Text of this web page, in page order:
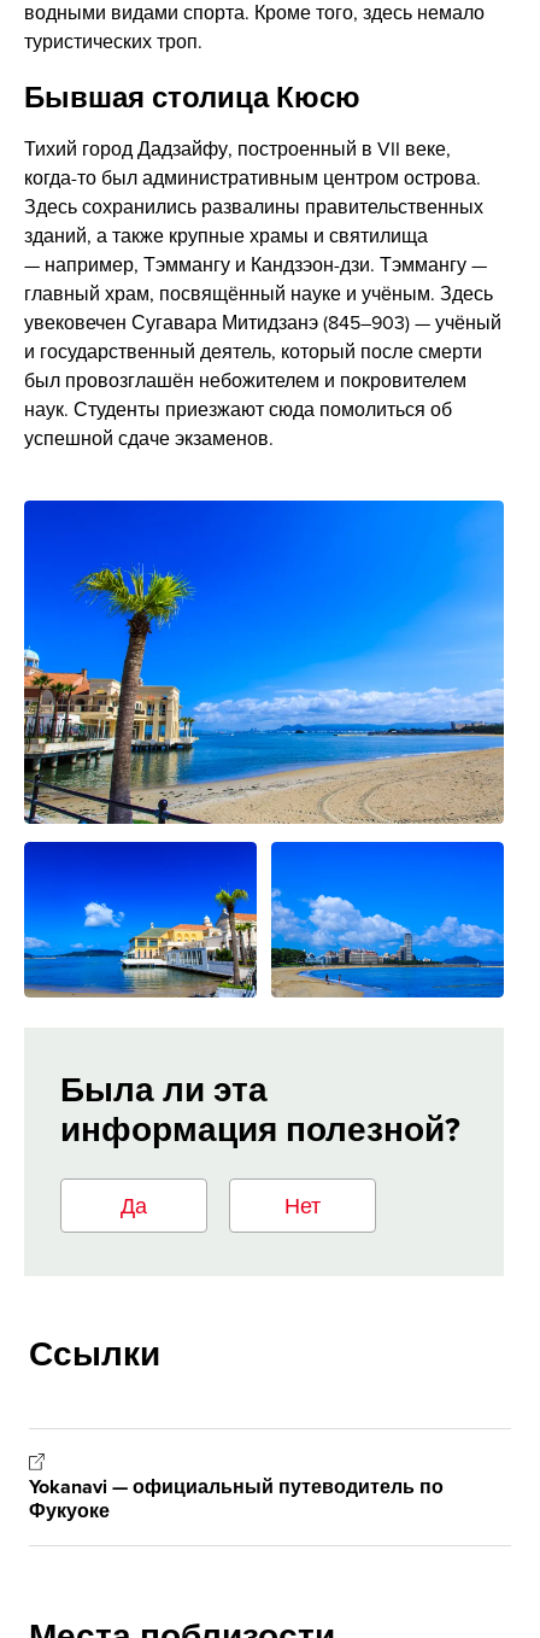
водными видами спорта. Кроме того, здесь немало
туристических троп.
Бывшая столица Кюсю
Тихий город Дадзайфу, построенный в VII веке,
когда-то был административным центром острова.
Здесь сохранились развалины правительственных
зданий, а также крупные храмы и святилища
— например, Тэммангу и Кандзэон-дзи. Тэммангу —
главный храм, посвящённый науке и учёным. Здесь
увековечен Сугавара Митидзанэ (845–903) — учёный
и государственный деятель, который после смерти
был провозглашён небожителем и покровителем
наук. Студенты приезжают сюда помолиться об
успешной сдаче экзаменов.
Была ли эта
информация полезной?
Да Нет
Ссылки
Yokanavi — официальный путеводитель по
Фукуоке